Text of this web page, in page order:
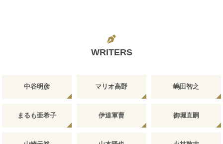
WRITERS
中谷明彦 マリオ高野 嶋田智之
まるも亜希子 伊達軍曹 御堀直嗣